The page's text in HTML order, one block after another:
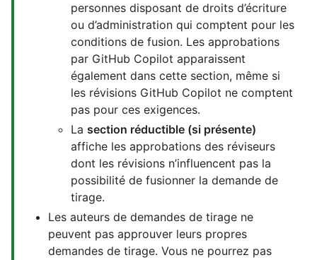
personnes disposant de droits d’écriture
ou d’administration qui comptent pour les
conditions de fusion. Les approbations
par GitHub Copilot apparaissent
également dans cette section, même si
les révisions GitHub Copilot ne comptent
pas pour ces exigences.
La section réductible (si présente)
affiche les approbations des réviseurs
dont les révisions n’influencent pas la
possibilité de fusionner la demande de
tirage.
Les auteurs de demandes de tirage ne
peuvent pas approuver leurs propres
demandes de tirage. Vous ne pourrez pas